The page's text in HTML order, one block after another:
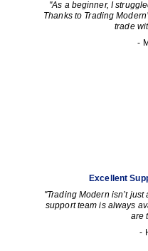
"As a beginner, I
Thanks to Trading
trade
-
Excellent
"Trading Modern isn’t
support team is always
are
-